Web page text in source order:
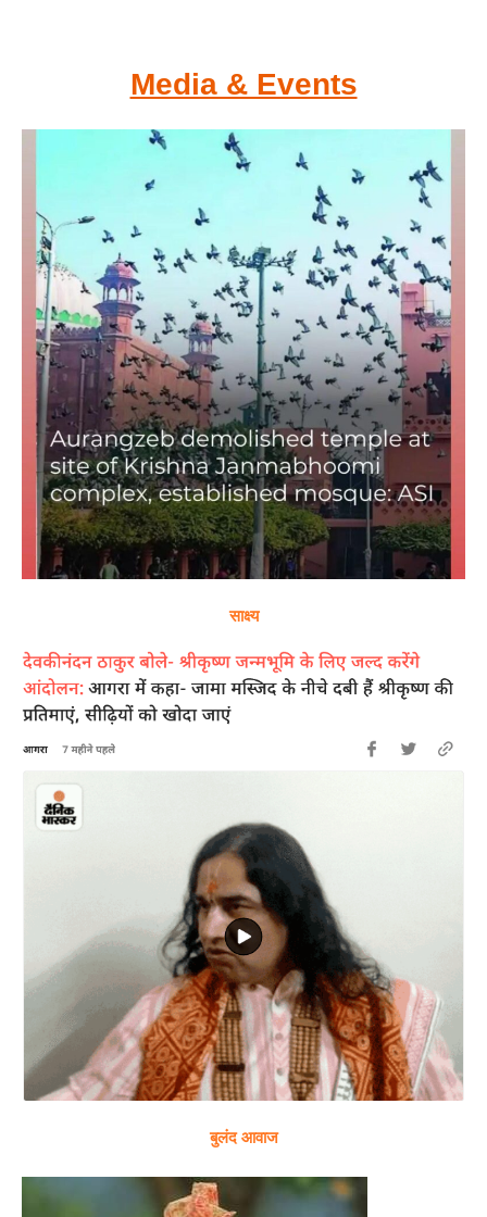
Media & Events
साक्ष्य
बुलंद आवाज